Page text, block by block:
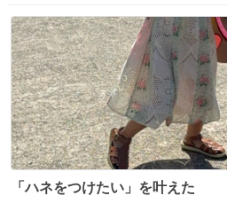
数
ス
ト
数
ね
数
「ハネをつけたい」を叶えた